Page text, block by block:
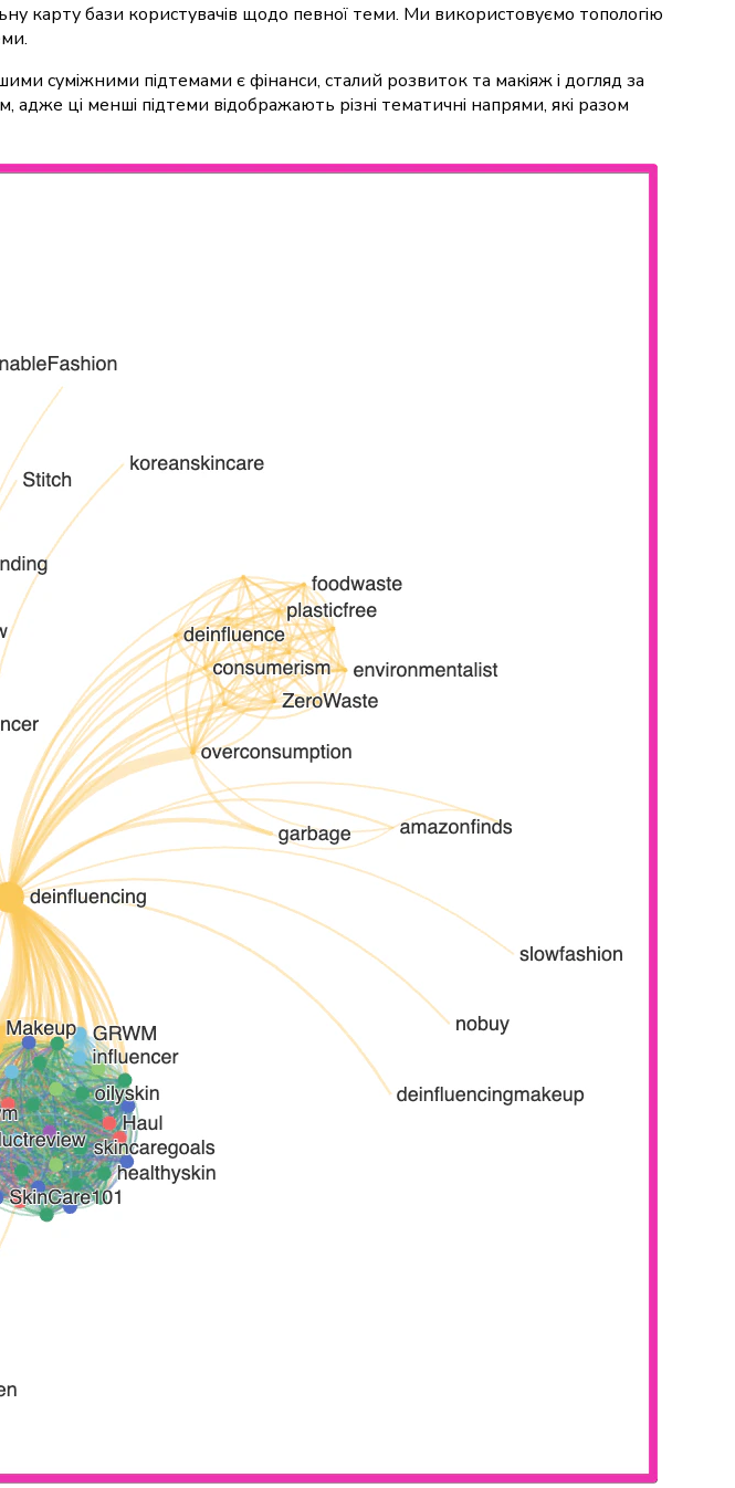
карту бази користувачів щодо певної теми. Ми використовуємо топологію
суміжними підтемами є фінанси, сталий розвиток та макіяж і догляд за
ці менші підтеми відображають різні тематичні напрями, які разом